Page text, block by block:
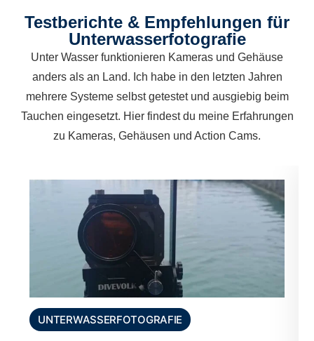
Testberichte & Empfehlungen für
Unterwasserfotografie
Unter Wasser funktionieren Kameras und Gehäuse
anders als an Land. Ich habe in den letzten Jahren
mehrere Systeme selbst getestet und ausgiebig beim
Tauchen eingesetzt. Hier findest du meine Erfahrungen
zu Kameras, Gehäusen und Action Cams.
UNTERWASSERFOTOGRAFIE